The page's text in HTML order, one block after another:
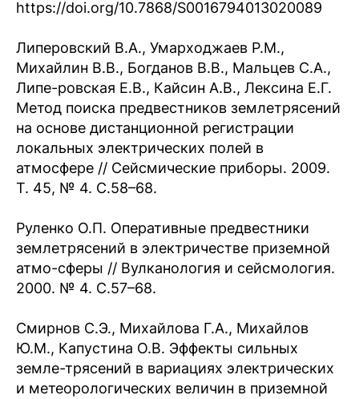
https://doi.org/10.7868/S0016794013020089
Липеровский В.А., Умарходжаев Р.М.,
Михайлин В.В., Богданов В.В., Мальцев С.А.,
Липе-ровская Е.В., Кайсин А.В., Лексина Е.Г.
Метод поиска предвестников землетрясений
на основе дистанционной регистрации
локальных электрических полей в
атмосфере // Сейсмические приборы. 2009.
Т. 45, № 4. С.58–68.
Руленко О.П. Оперативные предвестники
землетрясений в электричестве приземной
атмо-сферы // Вулканология и сейсмология.
2000. № 4. С.57–68.
Смирнов С.Э., Михайлова Г.А., Михайлов
Ю.М., Капустина О.В. Эффекты сильных
земле-трясений в вариациях электрических
и метеорологических величин в приземной